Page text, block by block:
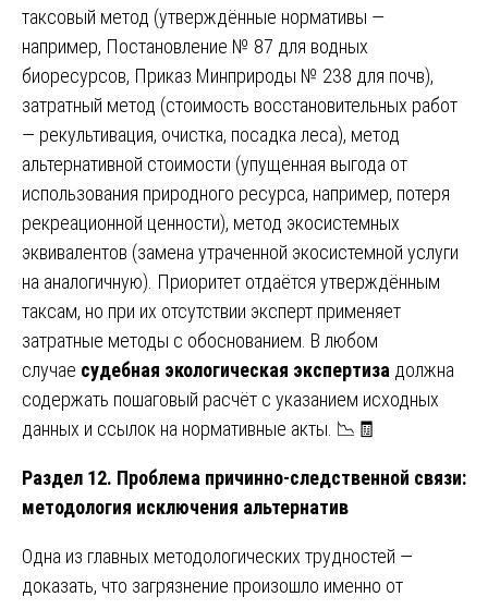
таксовый метод (утверждённые нормативы —
например, Постановление № 87 для водных
биоресурсов, Приказ Минприроды № 238 для почв),
затратный метод (стоимость восстановительных работ
— рекультивация, очистка, посадка леса), метод
альтернативной стоимости (упущенная выгода от
использования природного ресурса, например, потеря
рекреационной ценности), метод экосистемных
эквивалентов (замена утраченной экосистемной услуги
на аналогичную). Приоритет отдаётся утверждённым
таксам, но при их отсутствии эксперт применяет
затратные методы с обоснованием. В любом
случае судебная экологическая экспертиза должна
содержать пошаговый расчёт с указанием исходных
данных и ссылок на нормативные акты. 📉🧾
Раздел 12. Проблема причинно-следственной связи:
методология исключения альтернатив
Одна из главных методологических трудностей —
доказать, что загрязнение произошло именно от